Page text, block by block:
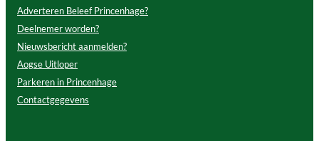
Adverteren Beleef Princenhage?
Deelnemer worden?
Nieuwsbericht aanmelden?
Aogse Uitloper
Parkeren in Princenhage
Contactgegevens